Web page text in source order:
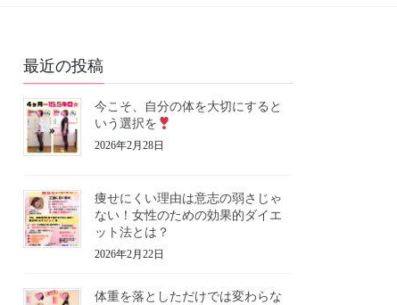
最近の投稿
今こそ、自分の体を大切にすると
いう選択を
2026年2月28日
痩せにくい理由は意志の弱さじゃ
ない！女性のための効果的ダイエ
ット法とは？
2026年2月22日
体重を落としただけでは変わらな